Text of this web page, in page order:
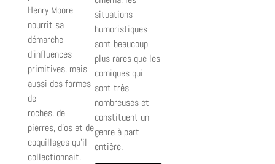
Henry Moore
nourrit sa
démarche
d'influences
primitives, mais
aussi des formes
de
roches, de
pierres, d'os et de
coquillages qu'il
collectionnait.
situations
humoristiques
sont beaucoup
plus rares que les
comiques qui
sont très
nombreuses et
constituent un
genre à part
entière.